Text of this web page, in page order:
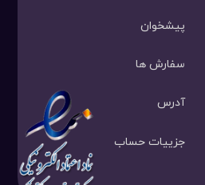
پیشخوان
سفارش ها
آدرس
جزییات حساب